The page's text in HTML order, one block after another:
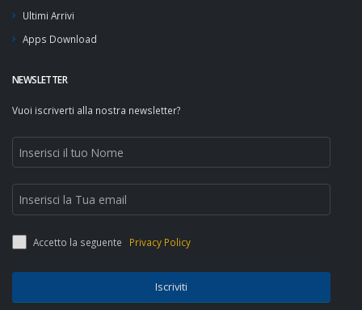
Ultimi Arrivi
Apps Download
NEWSLETTER
Vuoi iscriverti alla nostra newsletter?
Accetto la seguente Privacy Policy
Iscriviti